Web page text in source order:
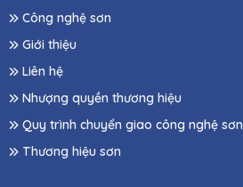
Công nghệ sơn
Giới thiệu
Liên hệ
Nhượng quyền thương hiệu
Quy trình chuyển giao công nghệ sơn
Thương hiệu sơn